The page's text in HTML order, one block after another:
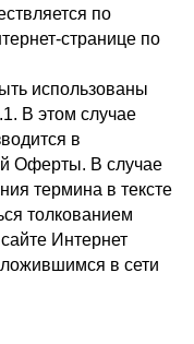
по
странице по
использованы
В этом случае
в
Оферты. В случае
термина в тексте
толкованием
Интернет
в сети